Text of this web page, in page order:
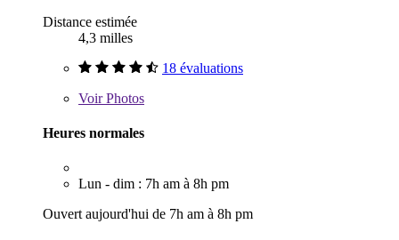
Distance estimée
4,3 milles
18 évaluations
VoirPhotos
Heures normales
Lun - dim : 7h am à 8h pm
Ouvert aujourd'hui de 7h am à 8h pm